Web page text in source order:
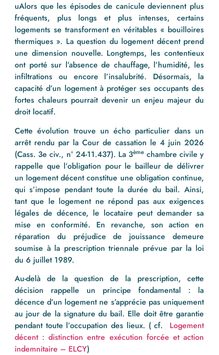
uAlors que les épisodes de canicule deviennent plus
fréquents, plus longs et plus intenses, certains
logements se transforment en véritables « bouilloires
thermiques ». La question du logement décent prend
une dimension nouvelle. Longtemps, les contentieux
ont porté sur l’absence de chauffage, l’humidité, les
infiltrations ou encore l’insalubrité. Désormais, la
capacité d’un logement à protéger ses occupants des
fortes chaleurs pourrait devenir un enjeu majeur du
droit locatif.
Cette évolution trouve un écho particulier dans un
arrêt rendu par la Cour de cassation le 4 juin 2026
(Cass. 3e civ., n° 24-11.437). La 3ème chambre civile y
rappelle que l’obligation pour le bailleur de délivrer
un logement décent constitue une obligation continue,
qui s’impose pendant toute la durée du bail. Ainsi,
tant que le logement ne répond pas aux exigences
légales de décence, le locataire peut demander sa
mise en conformité. En revanche, son action en
réparation du préjudice de jouissance demeure
soumise à la prescription triennale prévue par la loi
du 6 juillet 1989.
Au-delà de la question de la prescription, cette
décision rappelle un principe fondamental : la
décence d’un logement ne s’apprécie pas uniquement
au jour de la signature du bail. Elle doit être garantie
pendant toute l’occupation des lieux. ( cf.
Logement
décent : distinction entre exécution forcée et action
indemnitaire – ELCY)